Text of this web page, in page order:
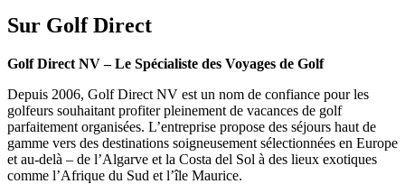
Sur Golf Direct
Golf Direct NV – Le Spécialiste des Voyages de Golf
Depuis 2006, Golf Direct NV est un nom de confiance pour les
golfeurs souhaitant profiter pleinement de vacances de golf
parfaitement organisées. L’entreprise propose des séjours haut de
gamme vers des destinations soigneusement sélectionnées en Europe
et au-delà – de l’Algarve et la Costa del Sol à des lieux exotiques
comme l’Afrique du Sud et l’île Maurice.